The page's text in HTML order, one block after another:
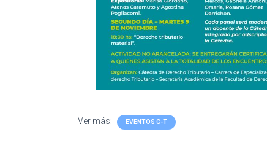
Ver más: EVENTOS C-T